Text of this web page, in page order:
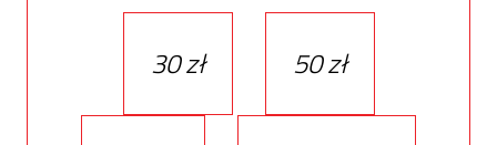
30 zł 50 zł